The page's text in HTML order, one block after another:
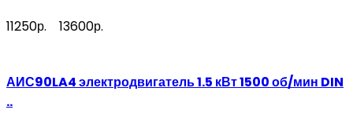
11250р. 13600р.
АИС90LA4 электродвигатель 1.5 кВт 1500 об/мин DIN
..